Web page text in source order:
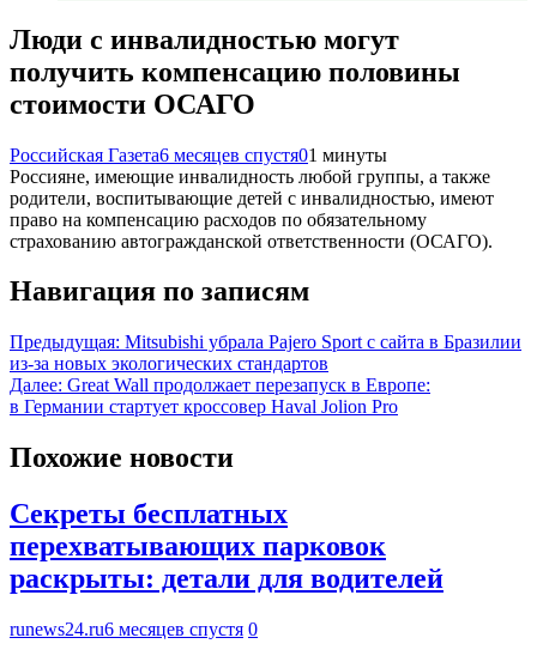
Люди с инвалидностью могут
получить компенсацию половины
стоимости ОСАГО
Российская Газета6 месяцев спустя01 минуты
Россияне, имеющие инвалидность любой группы, а также
родители, воспитывающие детей с инвалидностью, имеют
право на компенсацию расходов по обязательному
страхованию автогражданской ответственности (ОСАГО).
Навигация по записям
Предыдущая: Mitsubishi убрала Pajero Sport с сайта в Бразилии
из-за новых экологических стандартов
Далее: Great Wall продолжает перезапуск в Европе:
в Германии стартует кроссовер Haval Jolion Pro
Похожие новости
Секреты бесплатных
перехватывающих парковок
раскрыты: детали для водителей
runews24.ru6 месяцев спустя 0